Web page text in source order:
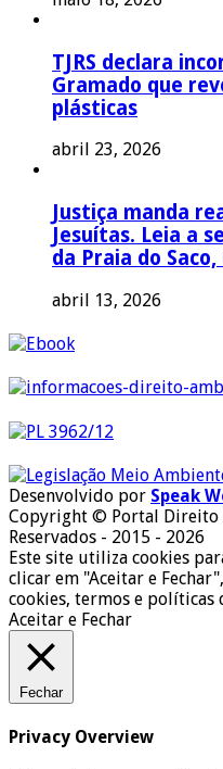
TJRS declara
Gramado que
plásticas
abril 23, 2026
Justiça manda
Jesuítas. Leia a
da Praia do
abril 13, 2026
Desenvolvido por Speak
Copyright © Portal Direito
Reservados - 2015 - 2026
Este site utiliza cookies
clicar em "Aceitar e
cookies, termos e políticas
Aceitar e Fechar
Fechar
Privacy Overview